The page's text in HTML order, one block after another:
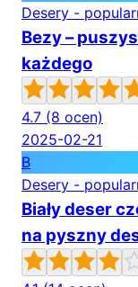
Desery -
Bezy –
każdego
4.7 (8 ocen)
2025-02-21
B
Desery -
Biały deser
na pyszny